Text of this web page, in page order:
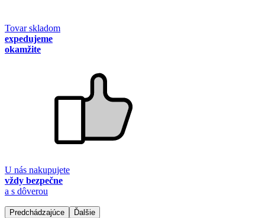
Tovar skladom
expedujeme
okamžite
U nás nakupujete
vždy bezpečne
a s dôverou
Predchádzajúce Ďalšie